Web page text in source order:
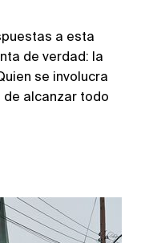
a esta
de verdad: la
se involucra
de alcanzar todo